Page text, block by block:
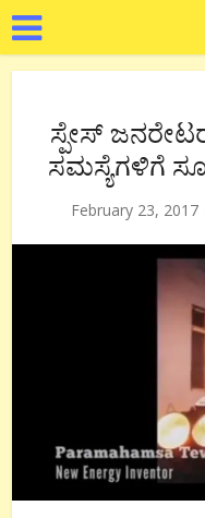
ಸ್ಪೇಸ್
ಸಮಸ್ಯೆಗಳಿಗೆ
February 23, 2017